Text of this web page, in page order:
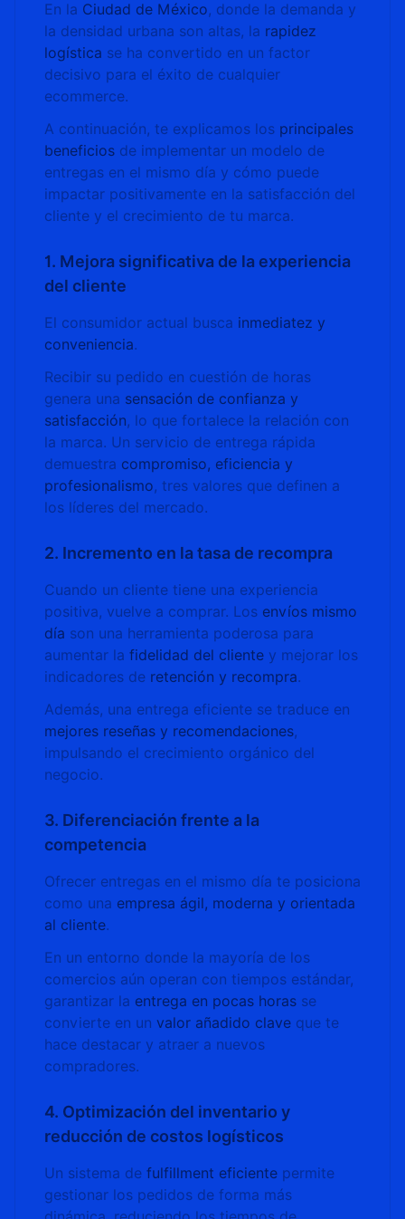
En la Ciudad de México, donde la demanda y
la densidad urbana son altas, la rapidez
logística se ha convertido en un factor
decisivo para el éxito de cualquier
ecommerce.
A continuación, te explicamos los principales
beneficios de implementar un modelo de
entregas en el mismo día y cómo puede
impactar positivamente en la satisfacción del
cliente y el crecimiento de tu marca.
1. Mejora significativa de la experiencia
del cliente
El consumidor actual busca inmediatez y
conveniencia.
Recibir su pedido en cuestión de horas
genera una sensación de confianza y
satisfacción, lo que fortalece la relación con
la marca. Un servicio de entrega rápida
demuestra compromiso, eficiencia y
profesionalismo, tres valores que definen a
los líderes del mercado.
2. Incremento en la tasa de recompra
Cuando un cliente tiene una experiencia
positiva, vuelve a comprar. Los envíos mismo
día son una herramienta poderosa para
aumentar la fidelidad del cliente y mejorar los
indicadores de retención y recompra.
Además, una entrega eficiente se traduce en
mejores reseñas y recomendaciones,
impulsando el crecimiento orgánico del
negocio.
3. Diferenciación frente a la
competencia
Ofrecer entregas en el mismo día te posiciona
como una empresa ágil, moderna y orientada
al cliente.
En un entorno donde la mayoría de los
comercios aún operan con tiempos estándar,
garantizar la entrega en pocas horas se
convierte en un valor añadido clave que te
hace destacar y atraer a nuevos
compradores.
4. Optimización del inventario y
reducción de costos logísticos
Un sistema de fulfillment eficiente permite
gestionar los pedidos de forma más